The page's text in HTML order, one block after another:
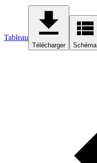
Tableau
Télécharger Schéma